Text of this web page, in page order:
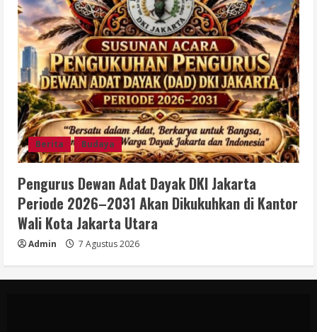
Berita Budaya
Pengurus Dewan Adat Dayak DKI Jakarta
Periode 2026–2031 Akan Dikukuhkan di Kantor
Wali Kota Jakarta Utara
Admin 7 Agustus 2026